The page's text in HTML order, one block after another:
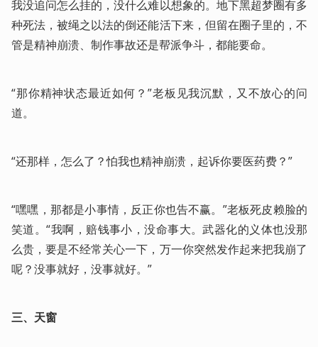
我没追问怎么挂的，没什么难以想象的。地下黑超梦圈有多
种死法，被绳之以法的倒还能活下来，但留在圈子里的，不
管是精神崩溃、制作事故还是帮派争斗，都能要命。
“那你精神状态最近如何？”老板见我沉默，又不放心的问
道。
“还那样，怎么了？怕我也精神崩溃，起诉你要医药费？”
“嘿嘿，那都是小事情，反正你也告不赢。”老板死皮赖脸的
笑道。“我啊，赔钱事小，没命事大。武器化的义体也没那
么贵，要是不经常关心一下，万一你突然发作起来把我崩了
呢？没事就好，没事就好。”
三、天窗